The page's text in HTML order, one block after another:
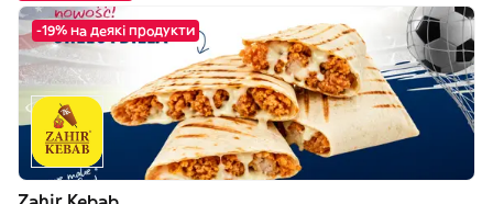
-19% на деякі продукти